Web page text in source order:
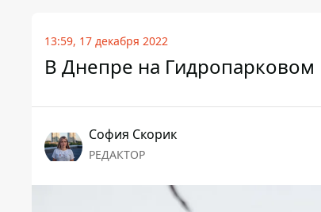
13:59, 17 декабря 2022
В Днепре на
София Скорик
РЕДАКТОР